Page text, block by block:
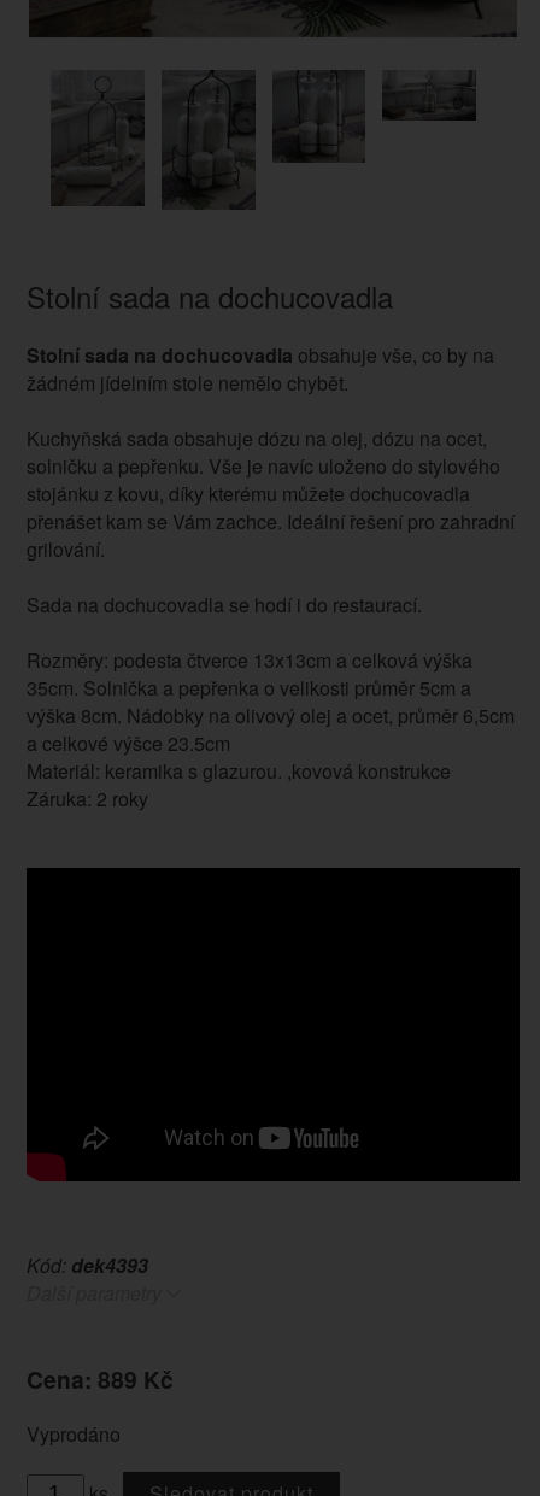
Stolní sada na dochucovadla
Stolní sada na dochucovadla obsahuje vše, co by na
žádném jídelním stole nemělo chybět.
Kuchyňská sada obsahuje dózu na olej, dózu na ocet,
solničku a pepřenku. Vše je navíc uloženo do stylového
stojánku z kovu, díky kterému můžete dochucovadla
přenášet kam se Vám zachce. Ideální řešení pro zahradní
grilování.
Sada na dochucovadla se hodí i do restaurací.
Rozměry: podesta čtverce 13x13cm a celková výška
35cm. Solnička a pepřenka o velikosti průměr 5cm a
výška 8cm. Nádobky na olivový olej a ocet, průměr 6,5cm
a celkové výšce 23.5cm
Materiál: keramika s glazurou. ,kovová konstrukce
Záruka: 2 roky
Kód: dek4393
Cena: 889 Kč
Vyprodáno